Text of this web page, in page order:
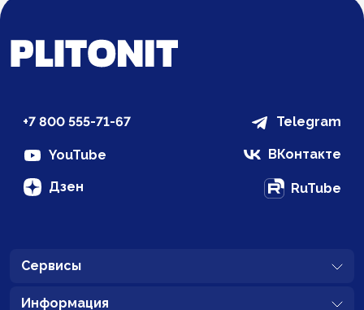
+7 800 555-71-67 Telegram
YouTube ВКонтакте
Дзен RuTube
Сервисы
Информация